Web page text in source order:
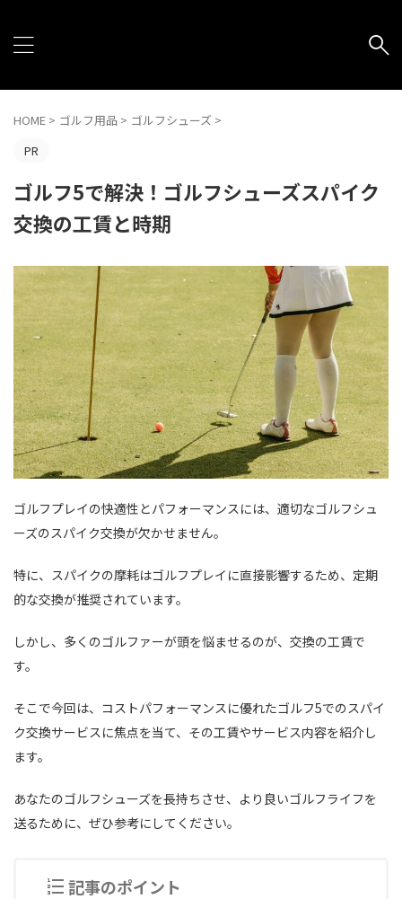
HOME > ゴルフ用品 > ゴルフシューズ >
PR
ゴルフ5で解決！ゴルフシューズスパイク
交換の工賃と時期
ゴルフプレイの快適性とパフォーマンスには、適切なゴルフシュ
ーズのスパイク交換が欠かせません。
特に、スパイクの摩耗はゴルフプレイに直接影響するため、定期
的な交換が推奨されています。
しかし、多くのゴルファーが頭を悩ませるのが、交換の工賃で
す。
そこで今回は、コストパフォーマンスに優れたゴルフ5でのスパイ
ク交換サービスに焦点を当て、その工賃やサービス内容を紹介し
ます。
あなたのゴルフシューズを長持ちさせ、より良いゴルフライフを
送るために、ぜひ参考にしてください。
記事のポイント